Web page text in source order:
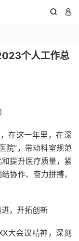
 
个人工作总
在这一年里，在深
院”，带动科室规范
提升医疗质量，紧
协作、奋力拼搏，
，开拓创新
大会议精神，深刻